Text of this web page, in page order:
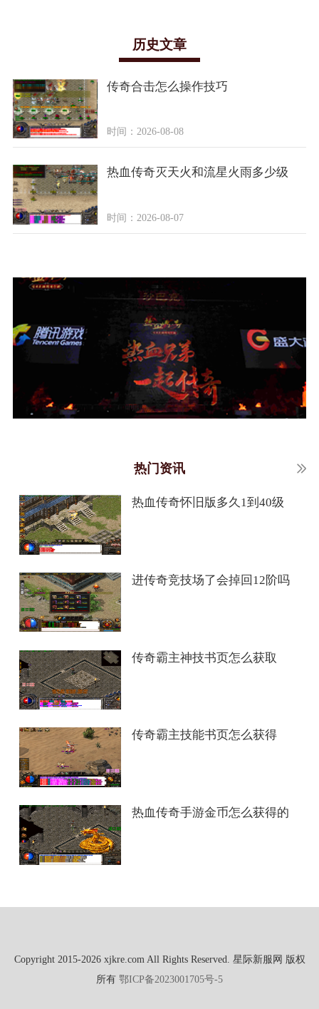
历史文章
传奇合击怎么操作技巧
时间：2026-08-08
热血传奇灭天火和流星火雨多少级
时间：2026-08-07
热门资讯
热血传奇怀旧版多久1到40级
进传奇竞技场了会掉回12阶吗
传奇霸主神技书页怎么获取
传奇霸主技能书页怎么获得
热血传奇手游金币怎么获得的
Copyright 2015-2026 xjkre.com All Rights Reserved. 星际新服网 版权
所有 鄂ICP备2023001705号-5